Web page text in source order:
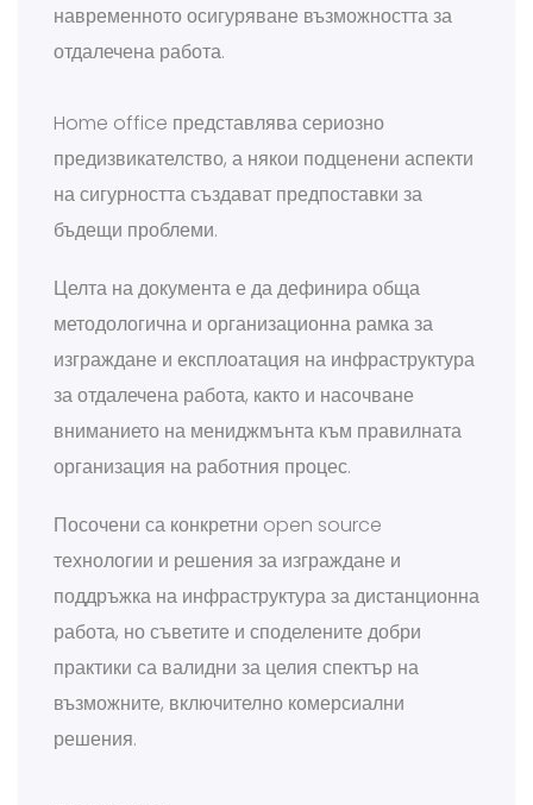
навременното осигуряване възможността за
отдалечена работа.
Home office представлява сериозно
предизвикателство, а някои подценени аспекти
на сигурността създават предпоставки за
бъдещи проблеми.
Целта на документа е да дефинира обща
методологична и организационна рамка за
изграждане и експлоатация на инфраструктура
за отдалечена работа, както и насочване
вниманието на мениджмънта към правилната
организация на работния процес.
Посочени са конкретни open source
технологии и решения за изграждане и
поддръжка на инфраструктура за дистанционна
работа, но съветите и споделените добри
практики са валидни за целия спектър на
възможните, включително комерсиални
решения.